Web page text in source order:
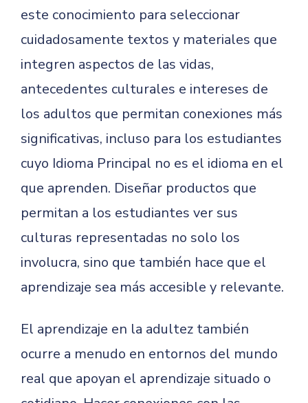
este conocimiento para seleccionar
cuidadosamente textos y materiales que
integren aspectos de las vidas,
antecedentes culturales e intereses de
los adultos que permitan conexiones más
significativas, incluso para los estudiantes
cuyo Idioma Principal no es el idioma en el
que aprenden. Diseñar productos que
permitan a los estudiantes ver sus
culturas representadas no solo los
involucra, sino que también hace que el
aprendizaje sea más accesible y relevante.
El aprendizaje en la adultez también
ocurre a menudo en entornos del mundo
real que apoyan el aprendizaje situado o